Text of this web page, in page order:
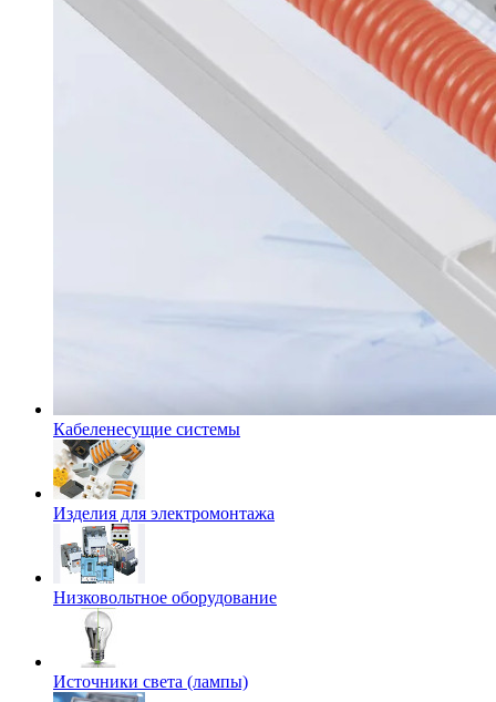
Кабеленесущие системы
Изделия для электромонтажа
Низковольтное оборудование
Источники света (лампы)